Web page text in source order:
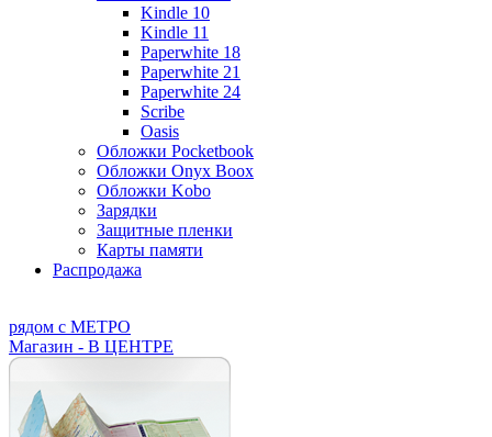
Kindle 10
Kindle 11
Paperwhite 18
Paperwhite 21
Paperwhite 24
Scribe
Oasis
Обложки Pocketbook
Обложки Onyx Boox
Обложки Kobo
Зарядки
Защитные пленки
Карты памяти
Распродажа
рядом с МЕТРО
Магазин - В ЦЕНТРЕ